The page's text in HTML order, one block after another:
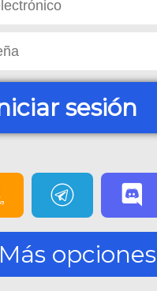
Más opciones